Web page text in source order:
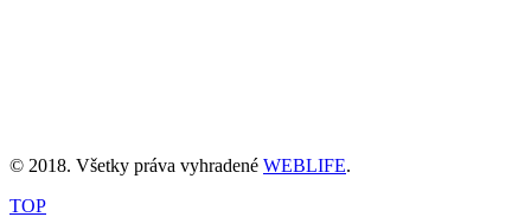
© 2018. Všetky práva vyhradené WEBLIFE.
TOP